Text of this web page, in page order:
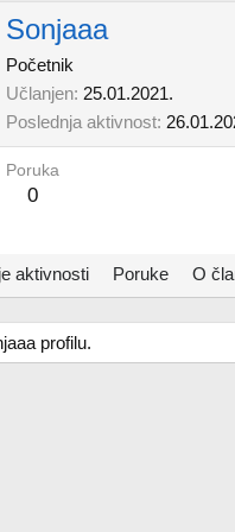
Sonjaaa
Početnik
Učlanjen 25.01.2021.
Poslednja aktivnost
Poruka
0
aktivnosti Poruke O
profilu.